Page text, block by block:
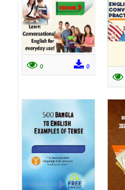
0
0